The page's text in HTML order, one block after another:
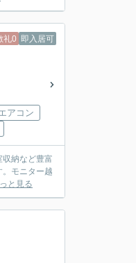
礼0 即入居可
アコン
納など豊富
モニター越
と見る